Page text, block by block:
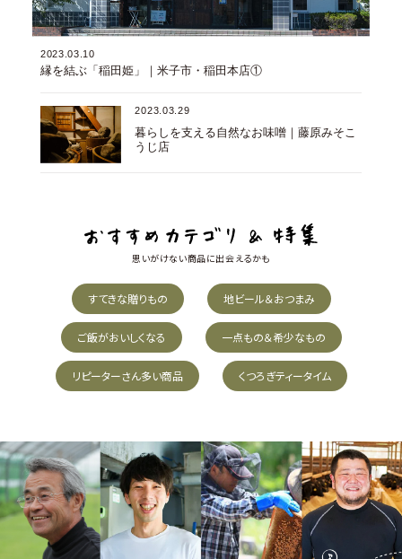
2023.03.10
縁を結ぶ「稲田姫」｜米子市・稲田本店①
2023.03.29
暮らしを支える自然なお味噌｜藤原みそこ
うじ店
思いがけない商品に出会えるかも
すてきな贈りもの 地ビール＆おつまみ
ご飯がおいしくなる 一点もの＆希少なもの
リピーターさん多い商品 くつろぎティータイム